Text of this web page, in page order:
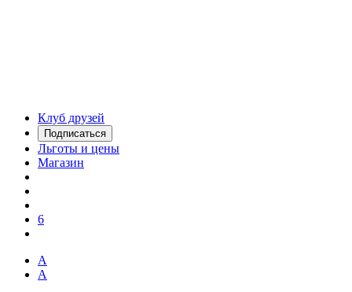
Клуб друзей
Подписаться
Льготы и цены
Магазин
6
А
А